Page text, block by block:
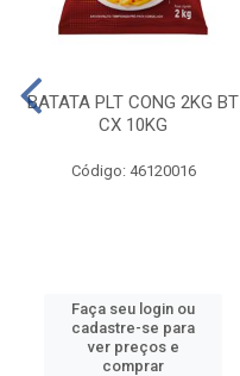
BATATA PLT CONG 2KG BT
CX 10KG
Código: 46120016
Faça seu login ou
cadastre-se para
ver preços e
comprar